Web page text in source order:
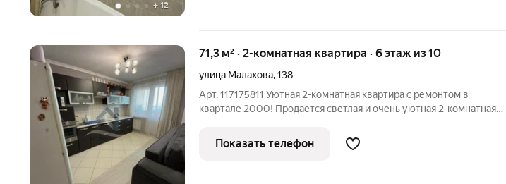
+ 12
71,3 м² · 2-комнатная квартира · 6 этаж из 10
улица Малахова,138
Арт. 117175811 Уютная 2-комнатная квартира с ремонтом в
квартале 2000! Продается светлая и очень уютная 2-комнатная
(квартал 2000). Удобная и функциональная планировка:
просторная
Показать телефон